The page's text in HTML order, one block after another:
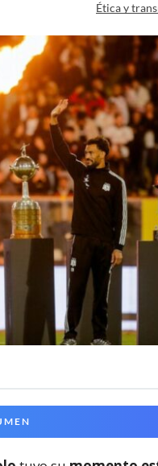
Ética y